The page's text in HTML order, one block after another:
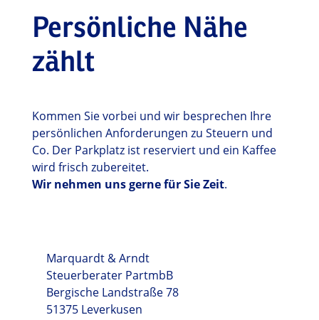
Persönliche Nähe
zählt
Kommen Sie vorbei und wir besprechen Ihre
persönlichen Anforderungen zu Steuern und
Co. Der Parkplatz ist reserviert und ein Kaffee
wird frisch zubereitet.
Wir nehmen uns gerne für Sie Zeit.
Marquardt & Arndt
Steuerberater PartmbB
Bergische Landstraße 78
51375 Leverkusen